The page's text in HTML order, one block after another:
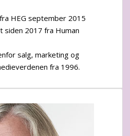
HEG september 2015
siden 2017 fra Human
salg, marketing og
fra 1996.